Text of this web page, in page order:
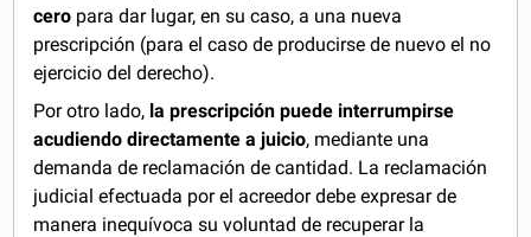
cero para dar lugar, en su caso, a una nueva
prescripción (para el caso de producirse de nuevo el no
ejercicio del derecho).
Por otro lado, la prescripción puede interrumpirse
acudiendo directamente a juicio, mediante una
demanda de reclamación de cantidad. La reclamación
judicial efectuada por el acreedor debe expresar de
manera inequívoca su voluntad de recuperar la